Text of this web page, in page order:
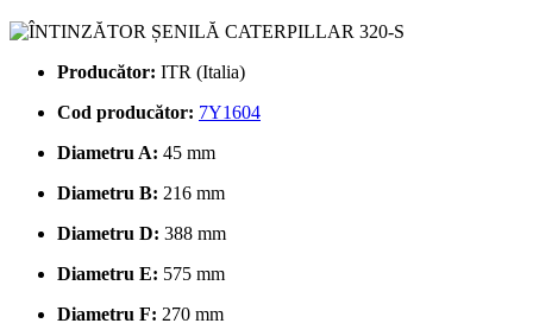
Producător: ITR (Italia)
Cod producător: 7Y1604
Diametru A: 45 mm
Diametru B: 216 mm
Diametru D: 388 mm
Diametru E: 575 mm
Diametru F: 270 mm